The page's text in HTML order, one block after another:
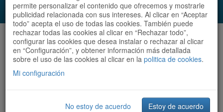
Audioruta Todas las rutas
Todas las rutas
Ordenar por: Más recientes /
Filtrar las rutas
permite personalizar el contenido que ofrecemos y mostrarle
publicidad relacionada con sus intereses. Al clicar en “Aceptar
todo” acepta el uso de todas las cookies. También puede
rechazar todas las cookies al clicar en “Rechazar todo”,
configurar las cookies que desea instalar o rechazar al clicar
en “Configuración”, y obtener información más detallada
sobre el uso de las cookies al clicar en la politica de cookies.
Mi configuración
No estoy de acuerdo Estoy de acuerdo